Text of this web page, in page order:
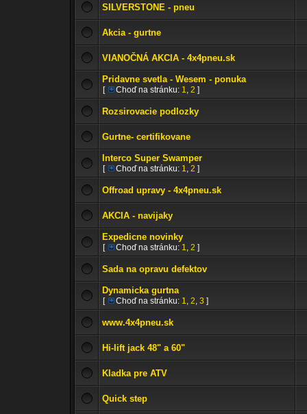
SILVERSTONE - pneu
Akcia - gurtne
VIANOČNÁ AKCIA - 4x4pneu.sk
Pridavne svetla - Wesem - ponuka
[ Choď na stránku: 1, 2 ]
Rozsirovacie podlozky
Gurtne- certifikovane
Interco Super Swamper
[ Choď na stránku: 1, 2 ]
Offroad upravy - 4x4pneu.sk
AKCIA - navijaky
Expedicne novinky
[ Choď na stránku: 1, 2 ]
Sada na opravu defektov
Dynamicka gurtna
[ Choď na stránku: 1, 2, 3 ]
www.4x4pneu.sk
Hi-lift jack 48" a 60"
Kladka pre ATV
Quick step